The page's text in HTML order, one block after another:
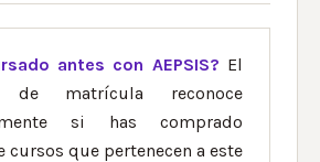
antes con AEPSIS? El
de matrícula reconoce
si has comprado
cursos que pertenecen a este